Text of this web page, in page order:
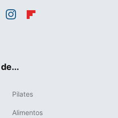
Pilates
Alimentos